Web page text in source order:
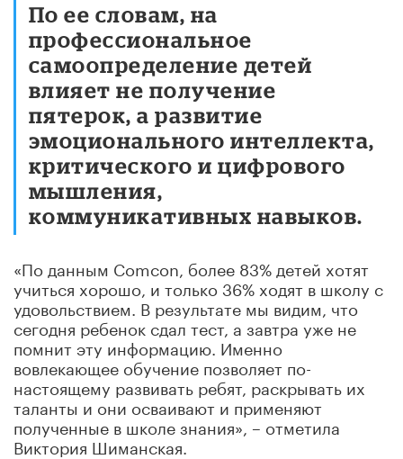
По ее словам, на
профессиональное
самоопределение детей
влияет не получение
пятерок, а развитие
эмоционального интеллекта,
критического и цифрового
мышления,
коммуникативных навыков.
«По данным Comcon, более 83% детей хотят
учиться хорошо, и только 36% ходят в школу с
удовольствием. В результате мы видим, что
сегодня ребенок сдал тест, а завтра уже не
помнит эту информацию. Именно
вовлекающее обучение позволяет по-
настоящему развивать ребят, раскрывать их
таланты и они осваивают и применяют
полученные в школе знания», – отметила
Виктория Шиманская.